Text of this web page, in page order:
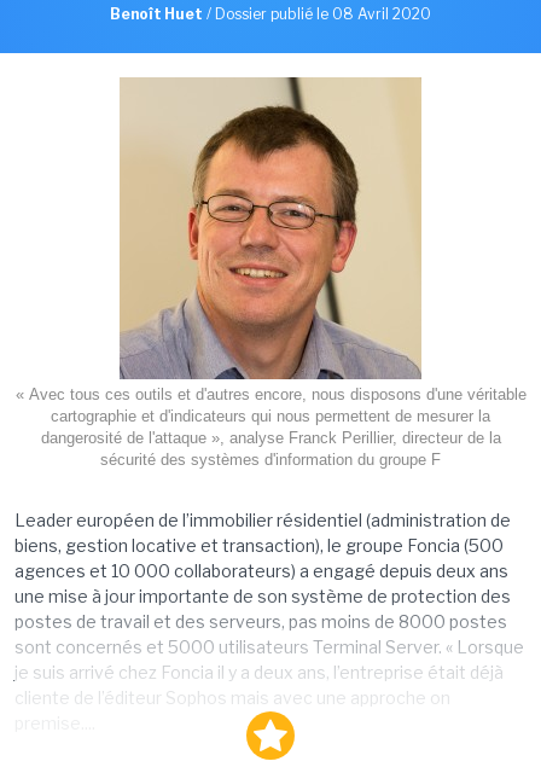
Benoît Huet / Dossier publié le 08 Avril 2020
« Avec tous ces outils et d'autres encore, nous disposons d'une véritable
cartographie et d'indicateurs qui nous permettent de mesurer la
dangerosité de l'attaque », analyse Franck Perillier, directeur de la
sécurité des systèmes d'information du groupe F
Leader européen de l’immobilier résidentiel (administration de
biens, gestion locative et transaction), le groupe Foncia (500
agences et 10 000 collaborateurs) a engagé depuis deux ans
une mise à jour importante de son système de protection des
postes de travail et des serveurs, pas moins de 8000 postes
sont concernés et 5000 utilisateurs Terminal Server. « Lorsque
je suis arrivé chez Foncia il y a deux ans, l’entreprise était déjà
cliente de l’éditeur Sophos mais avec une approche on